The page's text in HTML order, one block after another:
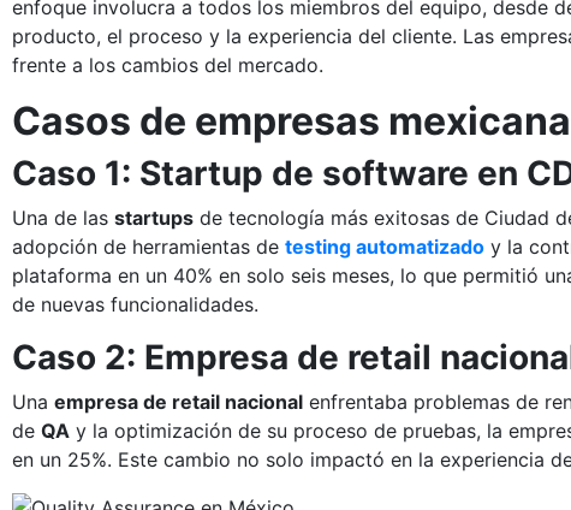
enfoque involucra a todos los miembros del equipo, desde
producto, el proceso y la experiencia del cliente. Las
frente a los cambios del mercado.
Casos de empresas
Caso 1: Startup de software en
Una de las startups de tecnología más exitosas de Ciudad
adopción de herramientas de testing automatizado y la
plataforma en un 40% en solo seis meses, lo que permitió
de nuevas funcionalidades.
Caso 2: Empresa de retail
Una empresa de retail nacional enfrentaba problemas de
de QA y la optimización de su proceso de pruebas, la
en un 25%. Este cambio no solo impactó en la experiencia